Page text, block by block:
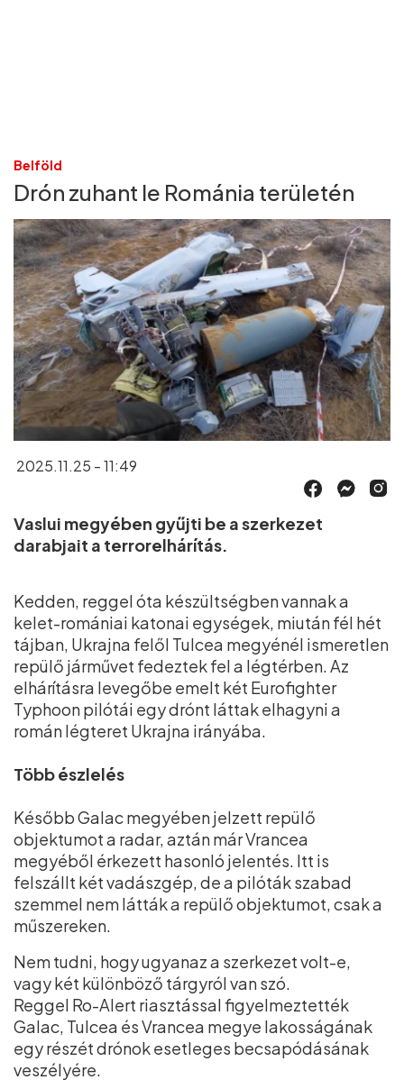
Belföld
Drón zuhant le Románia területén
2025.11.25 - 11:49
Vaslui megyében gyűjti be a szerkezet
darabjait a terrorelhárítás.
Kedden, reggel óta készültségben vannak a
kelet-romániai katonai egységek, miután fél hét
tájban, Ukrajna felől Tulcea megyénél ismeretlen
repülő járművet fedeztek fel a légtérben. Az
elhárításra levegőbe emelt két Eurofighter
Typhoon pilótái egy drónt láttak elhagyni a
román légteret Ukrajna irányába.
Több észlelés
Később Galac megyében jelzett repülő
objektumot a radar, aztán már Vrancea
megyéből érkezett hasonló jelentés. Itt is
felszállt két vadászgép, de a pilóták szabad
szemmel nem látták a repülő objektumot, csak a
műszereken.
Nem tudni, hogy ugyanaz a szerkezet volt-e,
vagy két különböző tárgyról van szó.
Reggel Ro-Alert riasztással figyelmeztették
Galac, Tulcea és Vrancea megye lakosságának
egy részét drónok esetleges becsapódásának
veszélyére.